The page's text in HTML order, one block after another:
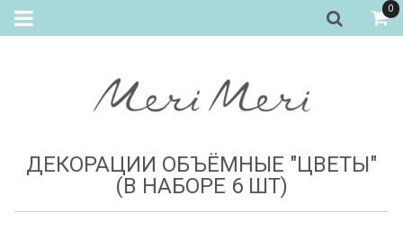
0
ДЕКОРАЦИИ ОБЪЁМНЫЕ "ЦВЕТЫ"
(В НАБОРЕ 6 ШТ)